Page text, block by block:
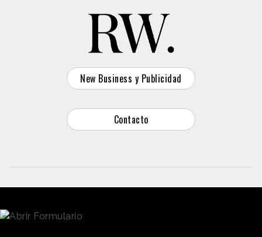
New Business y Publicidad
Contacto
Dirección: Calle Antonio Pirala 29. Madrid, 28017